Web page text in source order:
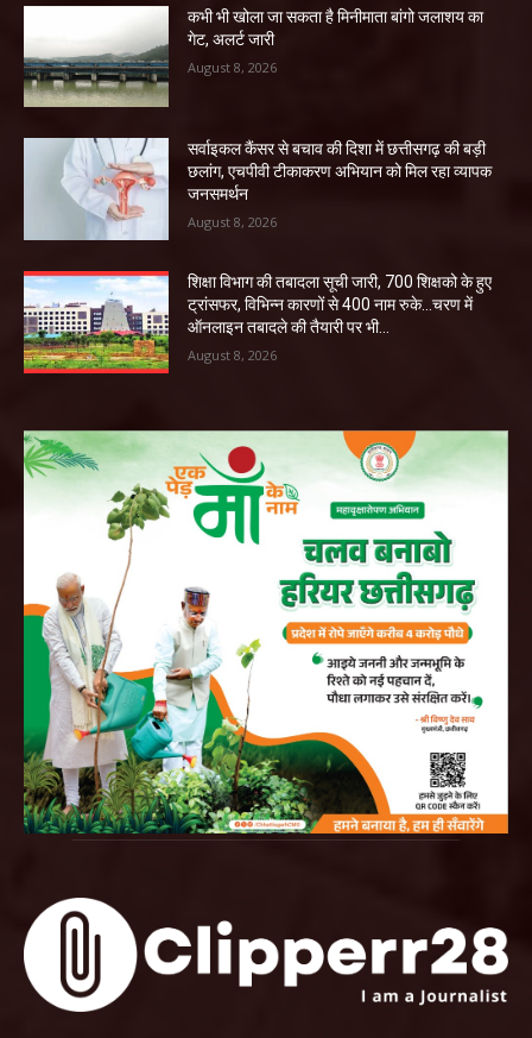
कभी भी खोला जा सकता है मिनीमाता बांगो जलाशय का
गेट, अलर्ट जारी
August 8, 2026
सर्वाइकल कैंसर से बचाव की दिशा में छत्तीसगढ़ की बड़ी
छलांग, एचपीवी टीकाकरण अभियान को मिल रहा व्यापक
जनसमर्थन
August 8, 2026
शिक्षा विभाग की तबादला सूची जारी, 700 शिक्षको के हुए
ट्रांसफर, विभिन्न कारणों से 400 नाम रुके…चरण में
ऑनलाइन तबादले की तैयारी पर भी...
August 8, 2026